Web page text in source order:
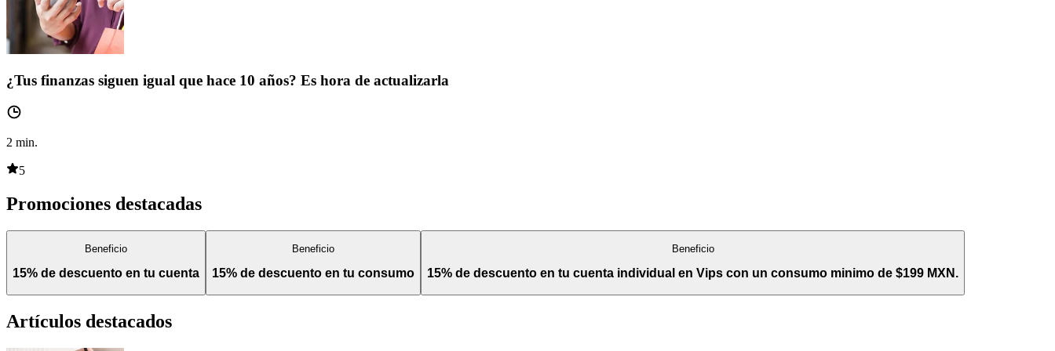
¿Tus finanzas siguen igual que hace 10 años? Es hora de actualizarla
2 min.
5
Promociones destacadas
Beneficio
15% de descuento en tu cuenta
Beneficio
15% de descuento en tu consumo
Beneficio
15% de descuento en tu cuenta individual en Vips con un consumo minimo de $199 MXN.
Artículos destacados